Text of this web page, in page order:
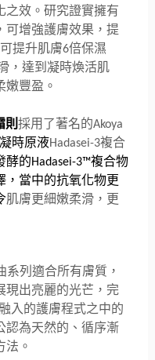
之效。 研究證實擁有
增強護膚效果， 提
提升肌膚6倍保濕
，達到凝時煥活肌
嫩豐盈。
則 採用了著名的Akoya
時原液Hadasei-3複合
酵的Hadasei-3™複合物
當中的抗氧化物更
肌膚更細嫩柔滑， 更
系列適合所有膚質，
出亮麗的光芒， 完
入的護膚程式之中的
認為天然的、循序漸
法。